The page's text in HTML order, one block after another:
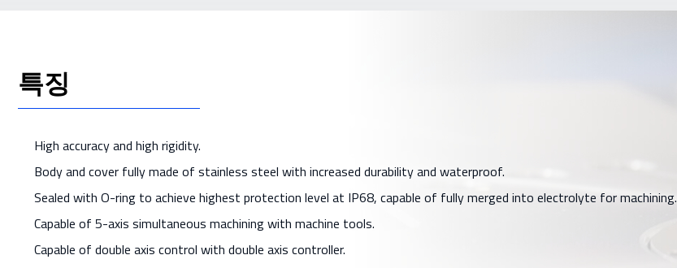
특징
High accuracy and high rigidity.
Body and cover fully made of stainless steel with increased durability and waterproof.
Sealed with O-ring to achieve highest protection level at IP68, capable of fully merged into electrolyte for machining.
Capable of 5-axis simultaneous machining with machine tools.
Capable of double axis control with double axis controller.